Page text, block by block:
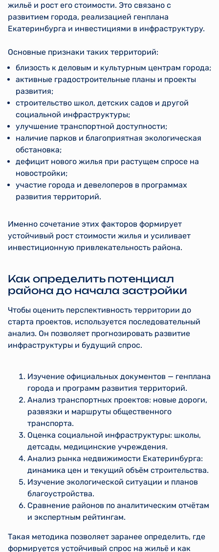
жильё и рост его стоимости. Это связано с
развитием города, реализацией генплана
Екатеринбурга и инвестициями в инфраструктуру.
Основные признаки таких территорий:
близость к деловым и культурным центрам города;
активные градостроительные планы и проекты
развития;
строительство школ, детских садов и другой
социальной инфраструктуры;
улучшение транспортной доступности;
наличие парков и благоприятная экологическая
обстановка;
дефицит нового жилья при растущем спросе на
новостройки;
участие города и девелоперов в программах
развития территорий.
Именно сочетание этих факторов формирует
устойчивый рост стоимости жилья и усиливает
инвестиционную привлекательность района.
Как определить потенциал
района до начала застройки
Чтобы оценить перспективность территории до
старта проектов, используется последовательный
анализ. Он позволяет прогнозировать развитие
инфраструктуры и будущий спрос.
Изучение официальных документов — генплана
города и программ развития территорий.
Анализ транспортных проектов: новые дороги,
развязки и маршруты общественного
транспорта.
Оценка социальной инфраструктуры: школы,
детсады, медицинские учреждения.
Анализ рынка недвижимости Екатеринбурга:
динамика цен и текущий объём строительства.
Изучение экологической ситуации и планов
благоустройства.
Сравнение районов по аналитическим отчётам
и экспертным рейтингам.
Такая методика позволяет заранее определить, где
формируется устойчивый спрос на жильё и как